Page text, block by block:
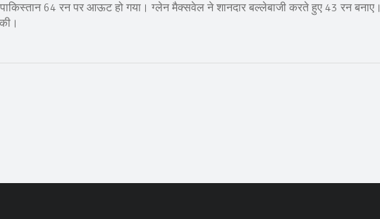
64 रन पर आऊट हो गया। ग्लेन मैक्सवेल ने शानदार बल्लेबाजी करते हुए 43 रन बनाए।